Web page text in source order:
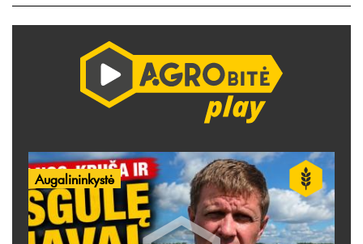
Augalininkystė